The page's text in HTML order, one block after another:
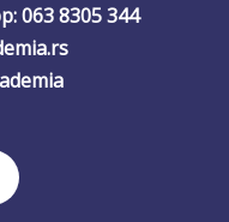
063 8305 344